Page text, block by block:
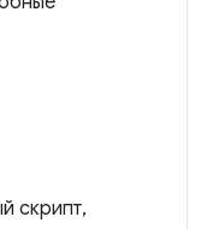
скрипт,